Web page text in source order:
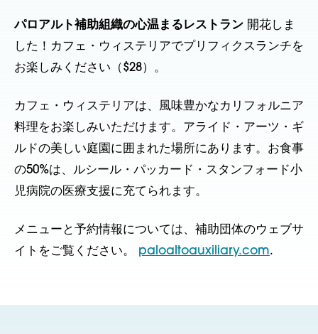
パロアルト補助組織の心温まるレストラン 開花しま
した！カフェ・ウィステリアでプリフィクスランチを
お楽しみください（$28）。
カフェ・ウィステリアは、風味豊かなカリフォルニア
料理をお楽しみいただけます。アライド・アーツ・ギ
ルドの美しい庭園に囲まれた場所にあります。お食事
の50%は、ルシール・パッカード・スタンフォード小
児病院の医療支援に充てられます。
メニューと予約情報については、補助団体のウェブサ
イトをご覧ください。 paloaltoauxiliary.com.